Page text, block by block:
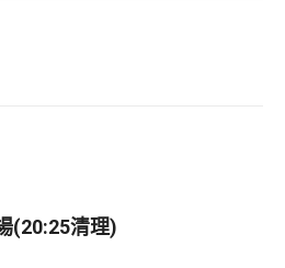
(20:25清理)